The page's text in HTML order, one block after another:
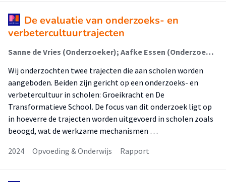
De evaluatie van onderzoeks- en
verbetercultuurtrajecten
Sanne de Vries (Onderzoeker); Aafke Essen (Onderzoeker); Maren van de Vrie (Onderzoeker); Isa Kessels (Onderzoeker); Ton Klein (Onderzoeker); Ditte Lockhorst (Onderzoeker); Elsemarijn Ippel (Onderzoeker); Saskia Brokamp (Onderzoeker); Huub Everaert (Onderzoeker); Brigitte de Kok (Onderzoeker); Angela de Jong (Onderzoeker)
Wij onderzochten twee trajecten die aan scholen worden
aangeboden. Beiden zijn gericht op een onderzoeks- en
verbetercultuur in scholen: Groeikracht en De
Transformatieve School. De focus van dit onderzoek ligt op
in hoeverre de trajecten worden uitgevoerd in scholen zoals
beoogd, wat de werkzame mechanismen …
2024
Opvoeding & Onderwijs Rapport